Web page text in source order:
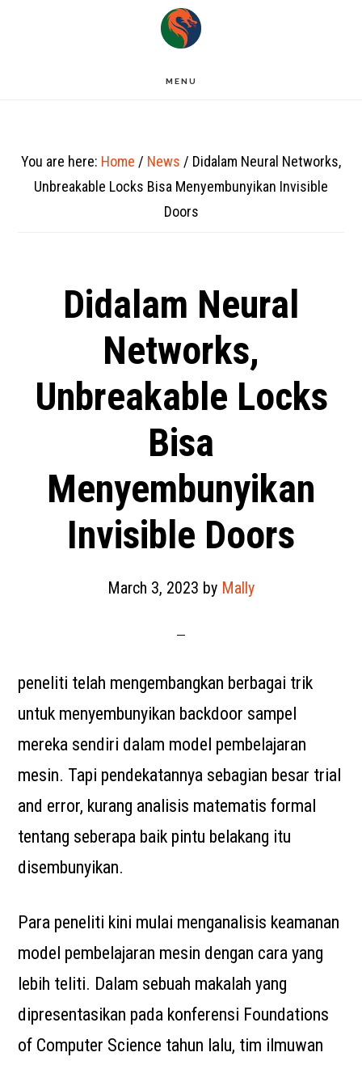
MENU
You are here: Home / News / Didalam Neural Networks,
Unbreakable Locks Bisa Menyembunyikan Invisible
Doors
Didalam Neural
Networks,
Unbreakable Locks
Bisa
Menyembunyikan
Invisible Doors
March 3, 2023 by Mally
peneliti telah mengembangkan berbagai trik
untuk menyembunyikan backdoor sampel
mereka sendiri dalam model pembelajaran
mesin. Tapi pendekatannya sebagian besar trial
and error, kurang analisis matematis formal
tentang seberapa baik pintu belakang itu
disembunyikan.
Para peneliti kini mulai menganalisis keamanan
model pembelajaran mesin dengan cara yang
lebih teliti. Dalam sebuah makalah yang
dipresentasikan pada konferensi Foundations
of Computer Science tahun lalu, tim ilmuwan